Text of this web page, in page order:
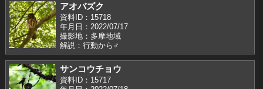
アオバズク
資料ID：15718
年月日：2022/07/17
撮影地：多摩地域
解説：行動から♂
サンコウチョウ
資料ID：15717